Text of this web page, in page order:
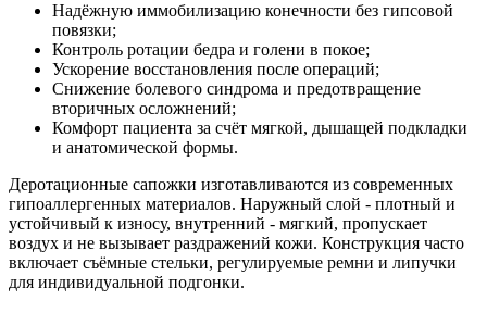
Надёжную иммобилизацию конечности без гипсовой
повязки;
Контроль ротации бедра и голени в покое;
Ускорение восстановления после операций;
Снижение болевого синдрома и предотвращение
вторичных осложнений;
Комфорт пациента за счёт мягкой, дышащей подкладки
и анатомической формы.
Деротационные сапожки изготавливаются из современных
гипоаллергенных материалов. Наружный слой - плотный и
устойчивый к износу, внутренний - мягкий, пропускает
воздух и не вызывает раздражений кожи. Конструкция часто
включает съёмные стельки, регулируемые ремни и липучки
для индивидуальной подгонки.